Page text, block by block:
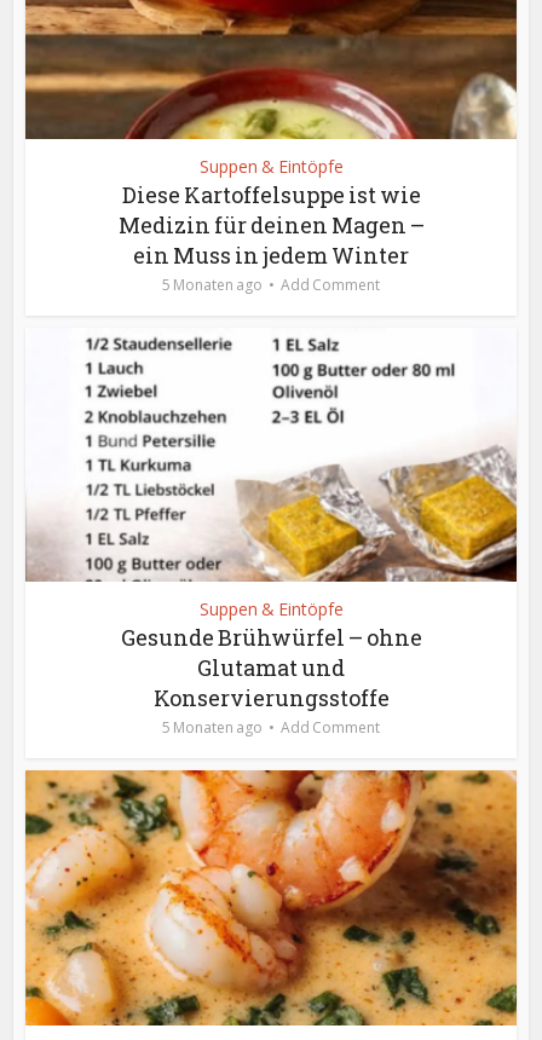
Suppen & Eintöpfe
Diese Kartoffelsuppe ist wie
Medizin für deinen Magen –
ein Muss in jedem Winter
5 Monaten ago Add Comment
Suppen & Eintöpfe
Gesunde Brühwürfel – ohne
Glutamat und
Konservierungsstoffe
5 Monaten ago Add Comment